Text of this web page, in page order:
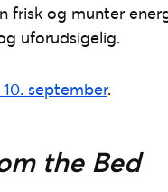
frisk og munter
uforudsigelig.
september.
the Bed